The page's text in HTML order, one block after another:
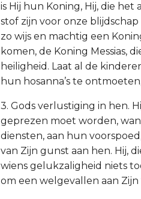
is Hij hun Koning, Hij, die
stof zijn voor onze
zo wijs en machtig een
komen, de Koning Messias,
heiligheid. Laat al de
hun hosanna’s te
3. Gods verlustiging in hen.
geprezen moet worden,
diensten, aan hun
van Zijn gunst aan hen. Hij,
wiens gelukzaligheid niets
om een welgevallen aan Zijn